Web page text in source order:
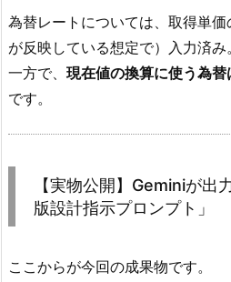
為替レートについては、取得単
が反映している想定で）入力済み。
一方で、 現在値の換算に使う為替
です。
【実物公開】Geminiが出
版設計指示プロンプト」
ここからが今回の成果物です。